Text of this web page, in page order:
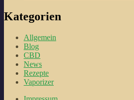
Kategorien
Allgemein
Blog
CBD
News
Rezepte
Vaporizer